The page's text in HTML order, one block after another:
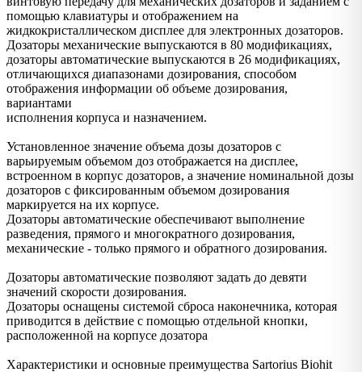
помощью клавиатуры и отображением на
жидкокристаллическом дисплее для электронных дозаторов.
Дозаторы механические выпускаются в 80 модификациях,
дозаторы автоматические выпускаются в 26 модификациях,
отличающихся диапазонами дозирования, способом
отображения информации об объеме дозирования,
вариантами
исполнения корпуса и назначением.
Установленное значение объема дозы дозаторов с
варьируемым объемом доз отображается на дисплее,
встроенном в корпус дозаторов, а значение номинальной дозы
дозаторов с фиксированным объемом дозирования
маркируется на их корпусе.
Дозаторы автоматические обеспечивают выполнение
разведения, прямого и многократного дозирования,
механические - только прямого и обратного дозирования.
Дозаторы автоматические позволяют задать до девяти
значений скорости дозирования.
Дозаторы оснащены системой сброса наконечника, которая
приводится в действие с помощью отдельной кнопки,
расположенной на корпусе дозатора
Характеристики и основные преимущества Sartorius Biohit